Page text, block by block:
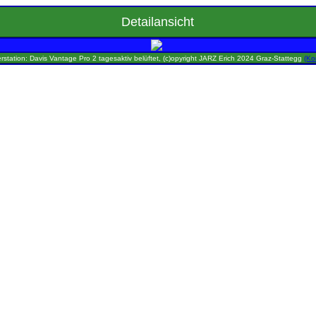
Detailansicht
Davis Vantage Pro 2 tagesaktiv belüftet, (c)opyright JARZ Erich 2024 Graz-Stattegg